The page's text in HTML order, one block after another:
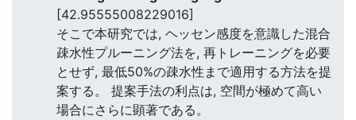
[42.95555008229016]
そこで本研究では, ヘッセン感度を意識した混合
疎水性プルーニング法を, 再トレーニングを必要
とせず, 最低50%の疎水性まで適用する方法を提
案する。 提案手法の利点は, 空間が極めて高い
場合にさらに顕著である。